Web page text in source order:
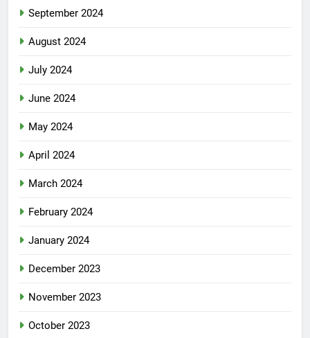
September 2024
August 2024
July 2024
June 2024
May 2024
April 2024
March 2024
February 2024
January 2024
December 2023
November 2023
October 2023